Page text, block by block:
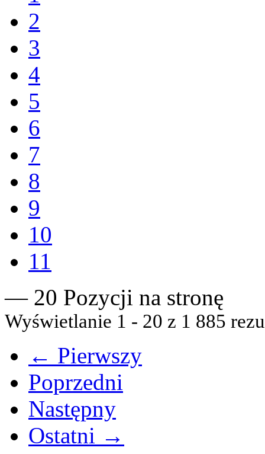
2
3
4
5
6
7
8
9
10
11
— 20 Pozycji na stronę
Wyświetlanie 1 - 20 z 1 885
← Pierwszy
Poprzedni
Następny
Ostatni →